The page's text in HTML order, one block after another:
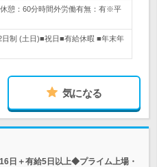
憩：60分時間外労働有無：有※平
制 (土日)■祝日■有給休暇 ■年末年
気になる
日＋有給5日以上◆プライム上場・